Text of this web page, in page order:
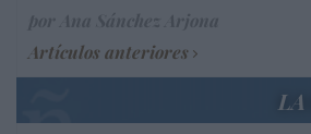
Artículos anteriores